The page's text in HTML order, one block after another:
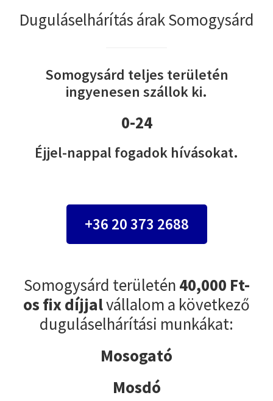
Duguláselhárítás árak Somogysárd
Somogysárd teljes területén
ingyenesen szállok ki.
0-24
Éjjel-nappal fogadok hívásokat.
+36 20 373 2688
Somogysárd területén 40,000 Ft-
os fix díjjalvállalom a következő
duguláselhárítási munkákat:
Mosogató
Mosdó